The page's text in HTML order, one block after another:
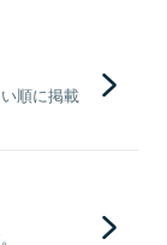
順に掲載